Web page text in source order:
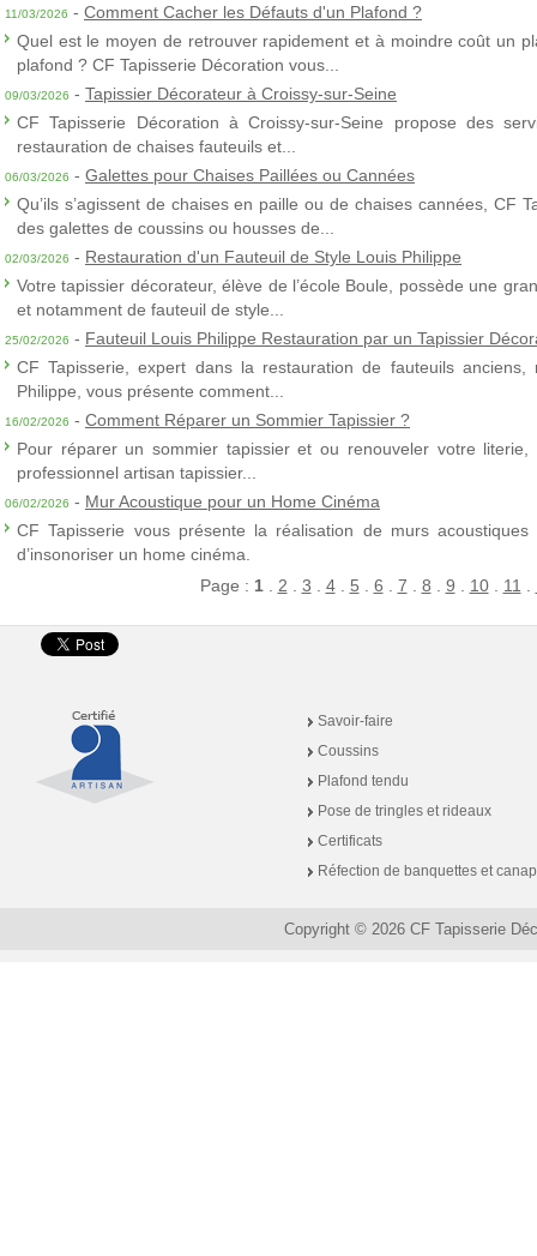
11/03/2026 - Comment Cacher les Défauts d'un Plafond ?
Quel est le moyen de retrouver rapidement et à moindre coût un
plafond ? CF Tapisserie Décoration vous...
09/03/2026 - Tapissier Décorateur à Croissy-sur-Seine
CF Tapisserie Décoration à Croissy-sur-Seine propose des
restauration de chaises fauteuils et...
06/03/2026 - Galettes pour Chaises Paillées ou Cannées
Qu’ils s’agissent de chaises en paille ou de chaises cannées, CF
des galettes de coussins ou housses de...
02/03/2026 - Restauration d'un Fauteuil de Style Louis Philippe
Votre tapissier décorateur, élève de l’école Boule, possède une
et notamment de fauteuil de style...
25/02/2026 - Fauteuil Louis Philippe Restauration par un Tapissier
CF Tapisserie, expert dans la restauration de fauteuils
Philippe, vous présente comment...
16/02/2026 - Comment Réparer un Sommier Tapissier ?
Pour réparer un sommier tapissier et ou renouveler votre
professionnel artisan tapissier...
06/02/2026 - Mur Acoustique pour un Home Cinéma
CF Tapisserie vous présente la réalisation de murs
d’insonoriser un home cinéma.
Page : 1. 2 3 4. 5 6 7 8 9 10. 11
Savoir-faire
Coussins
Plafond tendu
Pose de tringles et rideaux
Certificats
Réfection de banquettes et
Copyright © 2026 CF Tapisserie